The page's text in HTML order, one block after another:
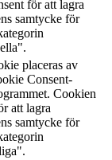
för att lagra
samtycke för
placeras av
Consent-
Cookien
att lagra
samtycke för